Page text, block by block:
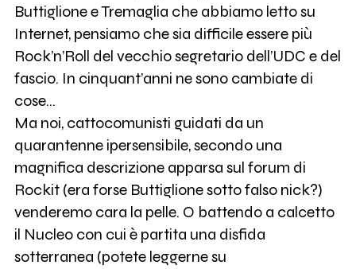
Buttiglione e Tremaglia che abbiamo letto su
Internet, pensiamo che sia difficile essere più
Rock’n’Roll del vecchio segretario dell’UDC e del
fascio. In cinquant’anni ne sono cambiate di
cose…
Ma noi, cattocomunisti guidati da un
quarantenne ipersensibile, secondo una
magnifica descrizione apparsa sul forum di
Rockit (era forse Buttiglione sotto falso nick?)
venderemo cara la pelle. O battendo a calcetto
il Nucleo con cui è partita una disfida
sotterranea (potete leggerne su